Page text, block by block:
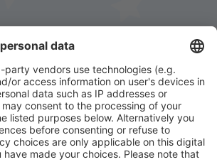
aplikacia plánujte své cesty
pohodlně